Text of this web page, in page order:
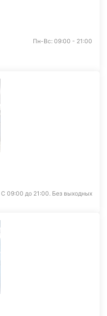
Пн-Вс: 09:00 - 21:00
С 09:00 до 21:00. Без выходных